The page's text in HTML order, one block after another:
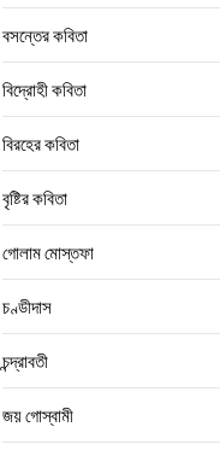
বসন্তের কবিতা
বিদ্রোহী কবিতা
বিরহের কবিতা
বৃষ্টির কবিতা
গোলাম মোস্তফা
চণ্ডীদাস
চন্দ্রাবতী
জয় গোস্বামী